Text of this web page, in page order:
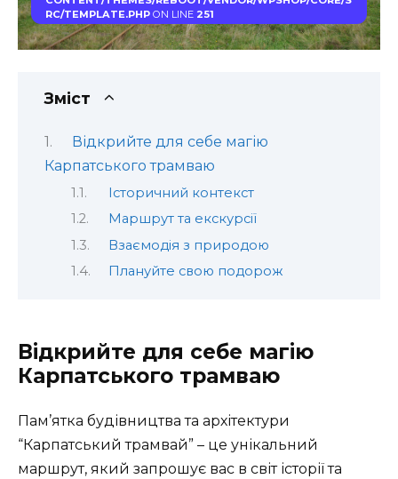
RC/TEMPLATE.PHPON LINE 251
Зміст
Відкрийте для себе магію
Карпатського трамваю
Історичний контекст
Маршрут та екскурсії
Взаємодія з природою
Плануйте свою подорож
Відкрийте для себе магію
Карпатського трамваю
Пам’ятка будівництва та архітектури
“Карпатський трамвай” – це унікальний
маршрут, який запрошує вас в світ історії та